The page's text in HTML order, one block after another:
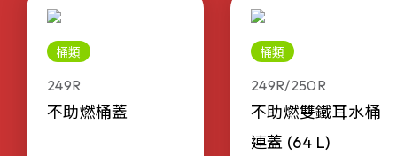
桶類
249R
不助燃桶蓋
桶類
249R/250R
不助燃雙鐵耳水桶
連蓋 (64 L)